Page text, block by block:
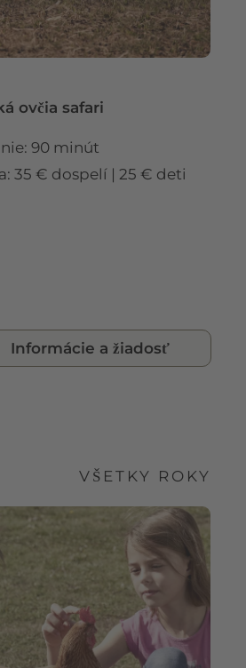
ovčia safari
90 minút
35 € dospelí | 25 € deti
Informácie a žiadosť
VŠETKY ROKY